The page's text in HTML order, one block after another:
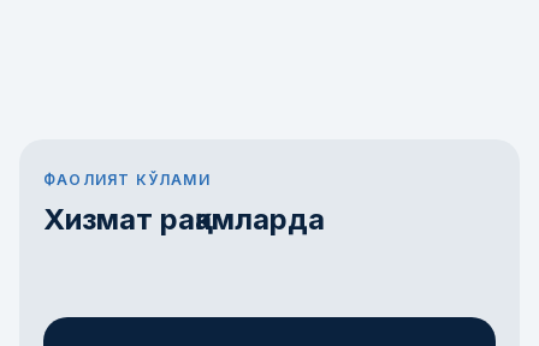
ФАОЛИЯТ КЎЛАМИ
Хизмат рақамларда